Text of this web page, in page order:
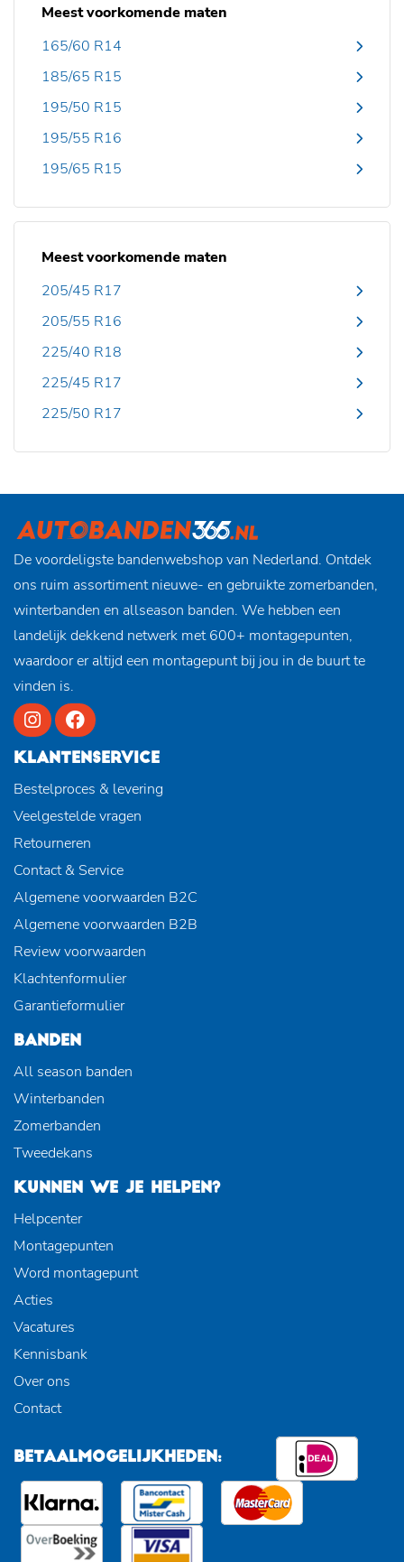
Meest voorkomende maten
165/60 R14
185/65 R15
195/50 R15
195/55 R16
195/65 R15
Meest voorkomende maten
205/45 R17
205/55 R16
225/40 R18
225/45 R17
225/50 R17
De voordeligste bandenwebshop van Nederland. Ontdek
ons ruim assortiment nieuwe- en gebruikte zomerbanden,
winterbanden en allseason banden. We hebben een
landelijk dekkend netwerk met 600+ montagepunten,
waardoor er altijd een montagepunt bij jou in de buurt te
vinden is.
KLANTENSERVICE
Bestelproces & levering
Veelgestelde vragen
Retourneren
Contact & Service
Algemene voorwaarden B2C
Algemene voorwaarden B2B
Review voorwaarden
Klachtenformulier
Garantieformulier
BANDEN
All season banden
Winterbanden
Zomerbanden
Tweedekans
KUNNEN WE JE HELPEN?
Helpcenter
Montagepunten
Word montagepunt
Acties
Vacatures
Kennisbank
Over ons
Contact
BETAALMOGELIJKHEDEN: